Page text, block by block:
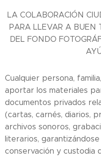
LA COLABORACIÓN
PARA LLEVAR A BUEN
DEL FONDO
Cualquier persona,
aportar los materiales
documentos privados
(cartas, carnés, diarios,
archivos sonoros,
literarios,
conservación y custodia